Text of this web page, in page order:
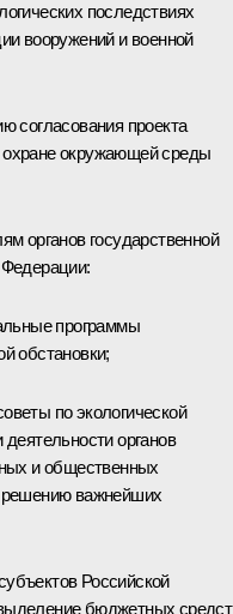
последствиях
вооружений и военной
согласования проекта
окружающей среды
органов государственной
программы
обстановки;
по экологической
органов
и общественных
решению важнейших
Российской
бюджетных